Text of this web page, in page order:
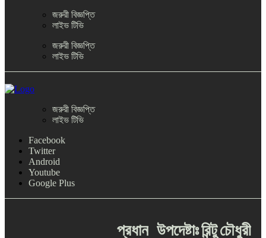
জরুরী বিজ্ঞপ্তি
লাইভ টিভি
জরুরী বিজ্ঞপ্তি
লাইভ টিভি
জরুরী বিজ্ঞপ্তি
লাইভ টিভি
Facebook
Twitter
Android
Youtube
Google Plus
প্রধান উপদেষ্টাঃরিন্টুচৌধুরী